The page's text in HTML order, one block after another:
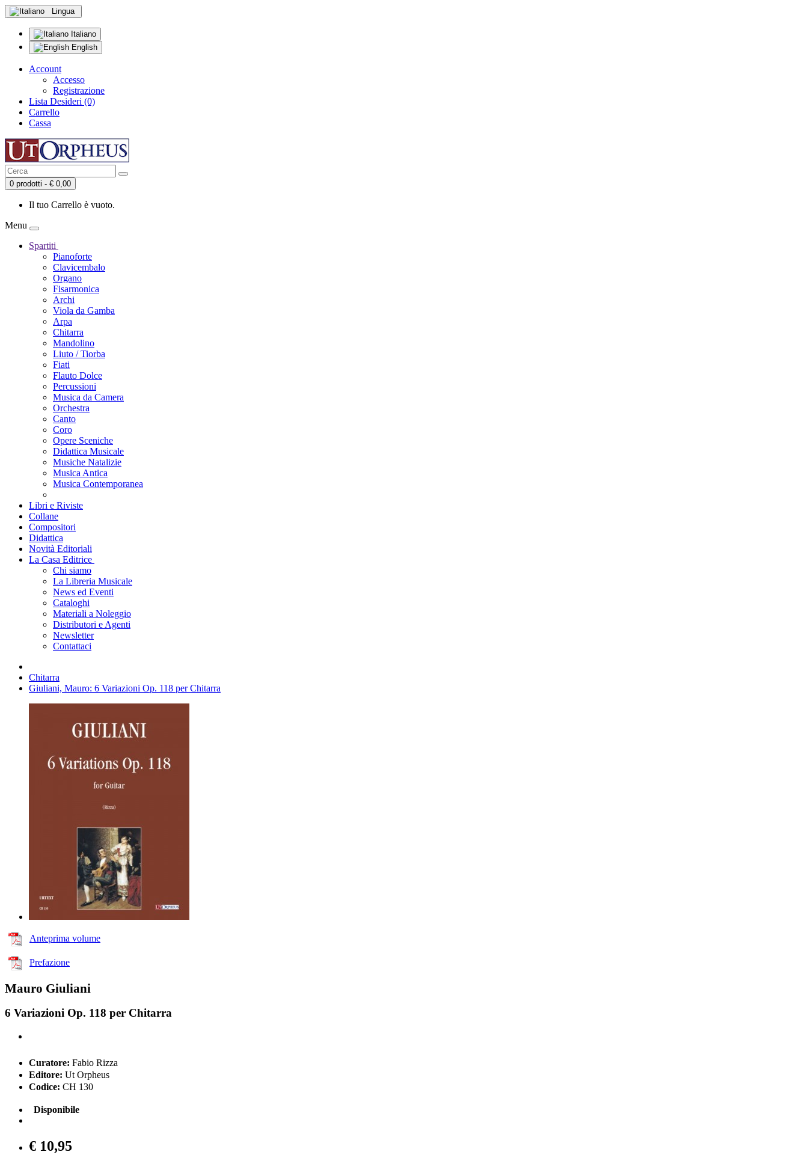
Lingua
Italiano
English
Account
Accesso
Registrazione
Lista Desideri (0)
Carrello
Cassa
0 prodotti - € 0,00
Il tuo Carrello è vuoto.
Menu
Spartiti
Pianoforte
Clavicembalo
Organo
Fisarmonica
Archi
Viola da Gamba
Arpa
Chitarra
Mandolino
Liuto / Tiorba
Fiati
Flauto Dolce
Percussioni
Musica da Camera
Orchestra
Canto
Coro
Opere Sceniche
Didattica Musicale
Musiche Natalizie
Musica Antica
Musica Contemporanea
Libri e Riviste
Collane
Compositori
Didattica
Novità Editoriali
La Casa Editrice
Chi siamo
La Libreria Musicale
News ed Eventi
Cataloghi
Materiali a Noleggio
Distributori e Agenti
Newsletter
Contattaci
Chitarra
Giuliani, Mauro: 6 Variazioni Op. 118 per Chitarra
Anteprima volume
Prefazione
Mauro Giuliani
6 Variazioni Op. 118 per Chitarra
Curatore: Fabio Rizza
Editore: Ut Orpheus
Codice: CH 130
Disponibile
€ 10,95